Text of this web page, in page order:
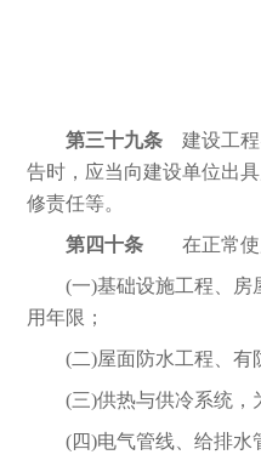
第三十九条 建设工程
告时，应当向建设单位出
修责任等。
第四十条 在正常使
(一)基础设施工程、房屋
用年限；
(二)屋面防水工程、有
(三)供热与供冷系统，
(四)电气管线、给排水